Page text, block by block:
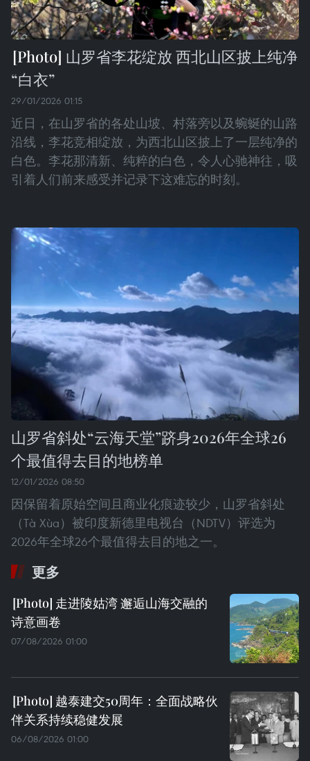
山罗省李花绽放 西北山区披上纯净
“白衣”
29/01/2026 01:15
近日，在山罗省的各处山坡、村落旁以及蜿蜒的山路
沿线，李花竞相绽放，为西北山区披上了一层纯净的
白色。李花那清新、纯粹的白色，令人心驰神往，吸
引着人们前来感受并记录下这难忘的时刻。
山罗省斜处“云海天堂”跻身2026年全球26
个最值得去目的地榜单
12/01/2026 08:50
因保留着原始空间且商业化痕迹较少，山罗省斜处
（Tà Xùa）被印度新德里电视台（NDTV）评选为
2026年全球26个最值得去目的地之一。
更多
走进陵姑湾 邂逅山海交融的
诗意画卷
07/08/2026 01:00
越泰建交50周年：全面战略伙
伴关系持续稳健发展
06/08/2026 01:00